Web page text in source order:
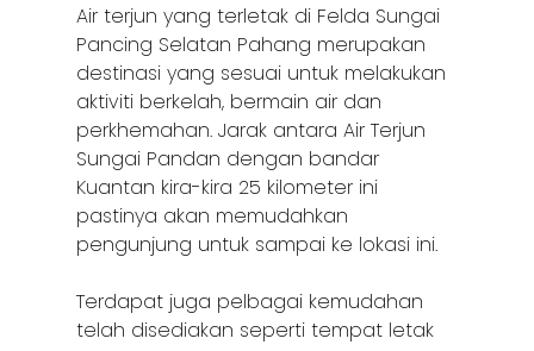
Air terjun yang terletak di Felda Sungai
Pancing Selatan Pahang merupakan
destinasi yang sesuai untuk melakukan
aktiviti berkelah, bermain air dan
perkhemahan. Jarak antara Air Terjun
Sungai Pandan dengan bandar
Kuantan kira-kira 25 kilometer ini
pastinya akan memudahkan
pengunjung untuk sampai ke lokasi ini.
Terdapat juga pelbagai kemudahan
telah disediakan seperti tempat letak